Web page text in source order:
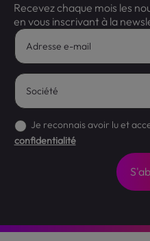
Recevez chaque mois les
en vous inscrivant à la
Je reconnais avoir lu et
confidentialité